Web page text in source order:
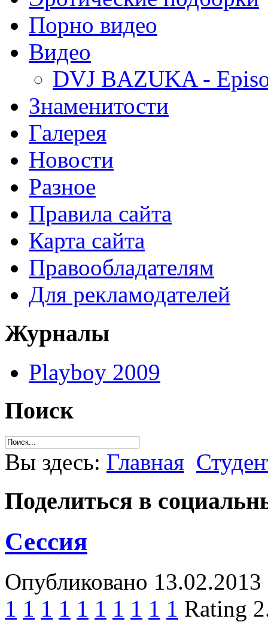
Порно видео
Видео
DVJ BAZUKA -
Знаменитости
Галерея
Новости
Разное
Правила сайта
Карта сайта
Правообладателям
Для рекламодателей
Журналы
Playboy 2009
Поиск
Вы здесь: Главная
Поделиться в
Сессия
Опубликовано
1 1 1 1 1 1 1 1 1 1 Rating